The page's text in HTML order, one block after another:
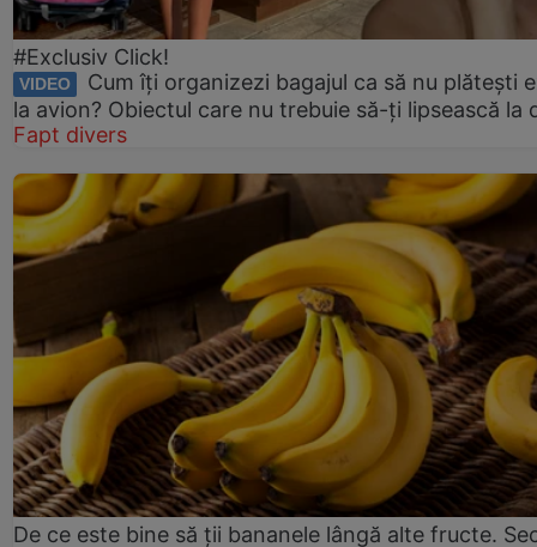
#Exclusiv Click!
VIDEO
Cum îți organizezi bagajul ca să nu plătești
la avion? Obiectul care nu trebuie să-ți lipsească la
Fapt divers
De ce este bine să ții bananele lângă alte fructe.